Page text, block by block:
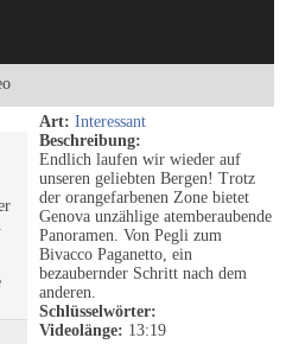
Art: Interessant
Beschreibung:
Endlich laufen wir wieder auf
unseren geliebten Bergen! Trotz
der orangefarbenen Zone bietet
Genova unzählige atemberaubende
Panoramen. Von Pegli zum
Bivacco Paganetto, ein
bezaubernder Schritt nach dem
anderen.
Schlüsselwörter:
Videolänge: 13:19